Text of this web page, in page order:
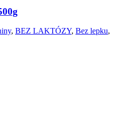
, BEZ LAKTÓZY, Bez lepku,